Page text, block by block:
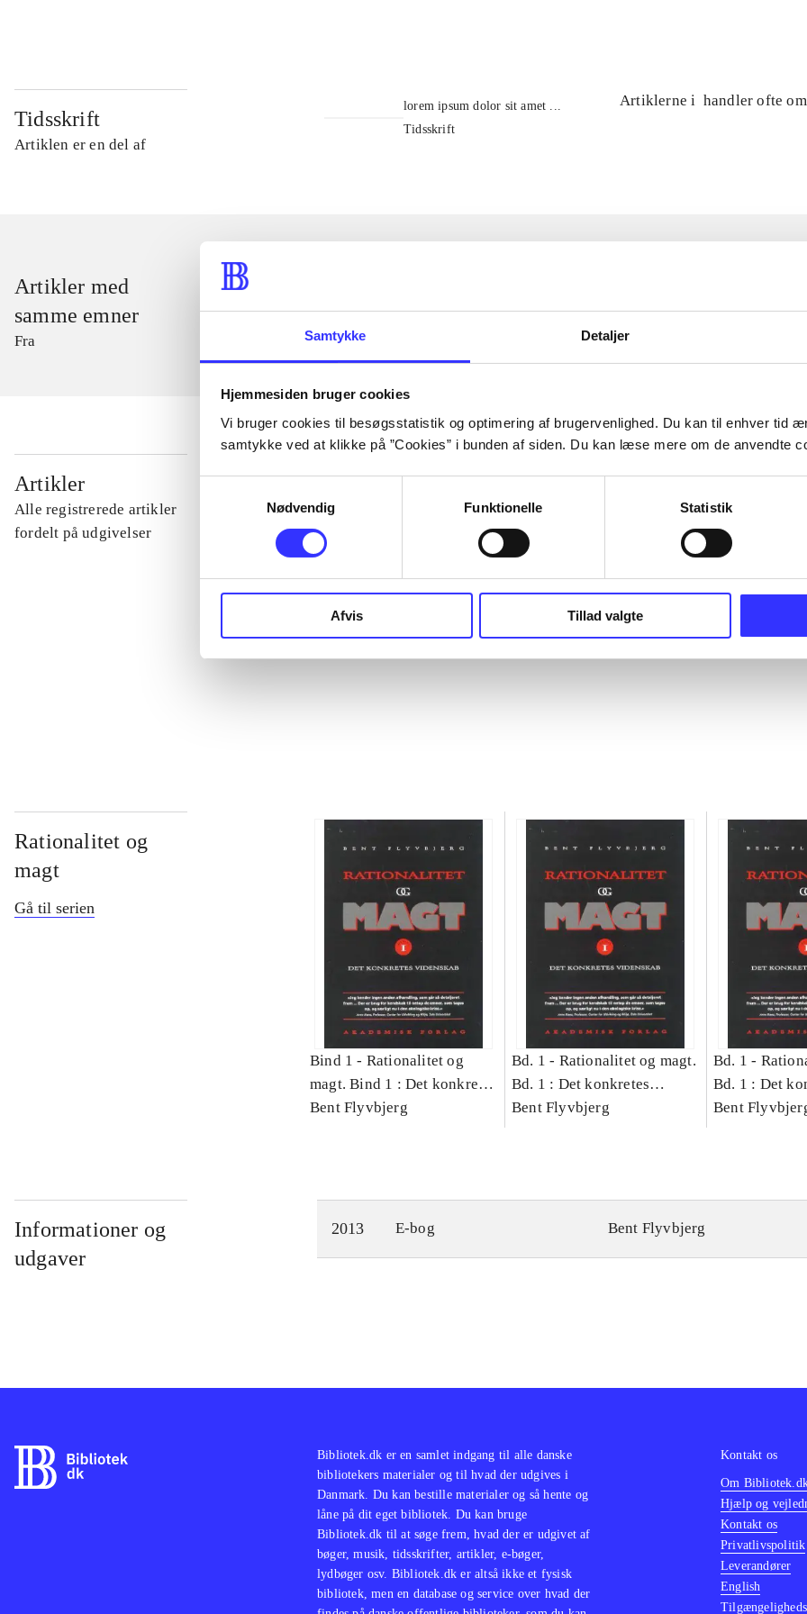
Samtykke Detaljer
Hjemmesiden bruger cookies
Vi bruger cookies til besøgsstatistik og optimering af brugervenlighed. Du kan til enhver tid
samtykke ved at klikke på ”Cookies” i bunden af siden. Du kan læse mere om de anvendte
Nødvendig
Funktionelle Statistik
Afvis Tillad valgte
Tidsskrift
Artiklen er en del af
lorem ipsum dolor sit amet ...
Tidsskrift
Artiklerne i handler ofte om
Artikler med
samme emner
Fra
Artikler
Alle registrerede artikler
fordelt på udgivelser
...
Rationalitet og
magt
Gå til serien
Bind 1 - Rationalitet og
magt. Bind 1 : Det konkretes
videnskab
Bent Flyvbjerg
Bd. 1 - Rationalitet og magt.
Bd. 1 : Det konkretes
videnskab
Bent Flyvbjerg
Bd. 1 -
Bd. 1 : Det
videnskab
Bent
Informationer og
udgaver
2013 E-bog Bent Flyvbjerg
Bibliotek.dk er en samlet indgang til alle danske
bibliotekers materialer og til hvad der udgives i
Danmark. Du kan bestille materialer og så hente og
låne på dit eget bibliotek. Du kan bruge
Bibliotek.dk til at søge frem, hvad der er udgivet af
bøger, musik, tidsskrifter, artikler, e-bøger,
lydbøger osv. Bibliotek.dk er altså ikke et fysisk
bibliotek, men en database og service over hvad der
Kontakt os
Om
Hjælp og
Kontakt os
Privatlivspolitik
Leverandører
English